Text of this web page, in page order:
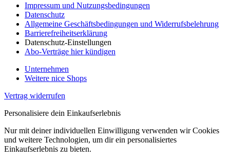
Impressum und Nutzungsbedingungen
Datenschutz
Allgemeine Geschäftsbedingungen und Widerrufsbelehrung
Barrierefreiheitserklärung
Datenschutz-Einstellungen
Abo-Verträge hier kündigen
Unternehmen
Weitere nice Shops
Vertrag widerrufen
Personalisiere dein Einkaufserlebnis
Nur mit deiner individuellen Einwilligung verwenden wir Cookies
und weitere Technologien, um dir ein personalisiertes
Einkaufserlebnis zu bieten.